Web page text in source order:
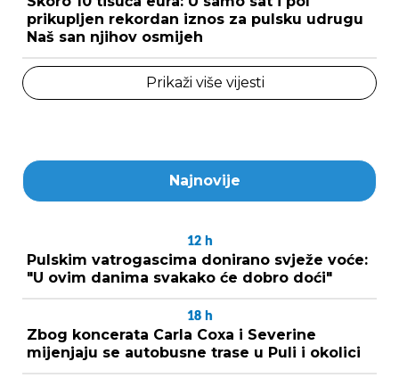
prikupljen rekordan iznos za pulsku udrugu
Naš san njihov osmijeh
Prikaži više vijesti
Najnovije
12 h
Pulskim vatrogascima donirano svježe voće:
"U ovim danima svakako će dobro doći"
18 h
Zbog koncerata Carla Coxa i Severine
mijenjaju se autobusne trase u Puli i okolici